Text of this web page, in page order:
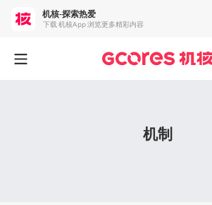
机制
机核-探索热爱
下载 机核App 浏览更多精彩内容